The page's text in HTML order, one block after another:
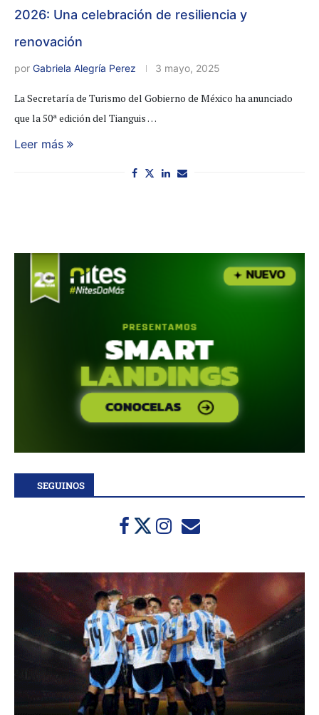
2026: Una celebración de resiliencia y
renovación
por Gabriela Alegría Perez 3 mayo, 2025
La Secretaría de Turismo del Gobierno de México ha anunciado
que la 50ª edición del Tianguis …
Leer más
SEGUINOS